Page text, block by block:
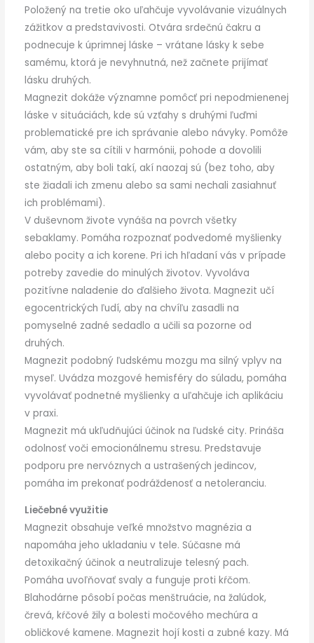
Položený na tretie oko uľahčuje vyvolávanie vizuálnych
zážitkov a predstavivosti. Otvára srdečnú čakru a
podnecuje k úprimnej láske – vrátane lásky k sebe
samému, ktorá je nevyhnutná, než začnete prijímať
lásku druhých.
Magnezit dokáže významne pomôcť pri nepodmienenej
láske v situáciách, kde sú vzťahy s druhými ľuďmi
problematické pre ich správanie alebo návyky. Pomôže
vám, aby ste sa cítili v harmónii, pohode a dovolili
ostatným, aby boli takí, akí naozaj sú (bez toho, aby
ste žiadali ich zmenu alebo sa sami nechali zasiahnuť
ich problémami).
V duševnom živote vynáša na povrch všetky
sebaklamy. Pomáha rozpoznať podvedomé myšlienky
alebo pocity a ich korene. Pri ich hľadaní vás v prípade
potreby zavedie do minulých životov. Vyvoláva
pozitívne naladenie do ďalšieho života. Magnezit učí
egocentrických ľudí, aby na chvíľu zasadli na
pomyselné zadné sedadlo a učili sa pozorne od
druhých.
Magnezit podobný ľudskému mozgu ma silný vplyv na
myseľ. Uvádza mozgové hemisféry do súladu, pomáha
vyvolávať podnetné myšlienky a uľahčuje ich aplikáciu
v praxi.
Magnezit má ukľudňujúci účinok na ľudské city. Prináša
odolnosť voči emocionálnemu stresu. Predstavuje
podporu pre nervóznych a ustrašených jedincov,
pomáha im prekonať podráždenosť a netoleranciu.
Liečebné využitie
Magnezit obsahuje veľké množstvo magnézia a
napomáha jeho ukladaniu v tele. Súčasne má
detoxikačný účinok a neutralizuje telesný pach.
Pomáha uvoľňovať svaly a funguje proti kŕčom.
Blahodárne pôsobí počas menštruácie, na žalúdok,
črevá, kŕčové žily a bolesti močového mechúra a
obličkové kamene. Magnezit hojí kosti a zubné kazy. Má